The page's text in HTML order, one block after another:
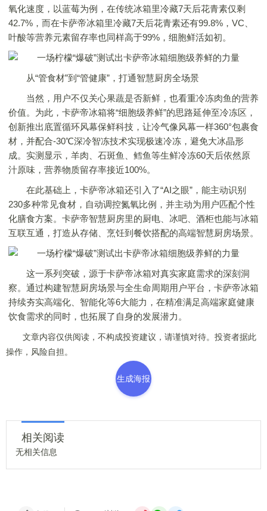
氧化速度，以蓝莓为例，在传统冰箱里冷藏7天后花青素仅剩
42.7%，而在卡萨帝冰箱里冷藏7天后花青素还有99.8%，VC、
叶酸等营养元素留存率也同样高于99%，细胞鲜活如初。
从“管食材”到“管健康”，打通智慧厨房全场景
当然，用户不仅关心果蔬是否新鲜，也看重冷冻肉鱼的营养
价值。为此，卡萨帝冰箱将“细胞级养鲜”的思路延伸至冷冻区，
创新推出底置循环风幕保鲜科技，让冷气像风幕一样360°包裹食
材，并配合-30℃深冷智冻技术实现极速冷冻，避免大冰晶形
成。实测显示，羊肉、石斑鱼、鳕鱼等生鲜冷冻60天后依然原
汁原味，营养物质留存率接近100%。
在此基础上，卡萨帝冰箱还引入了“AI之眼”，能主动识别
230多种常见食材，自动调控氮氧比例，并主动为用户匹配个性
化膳食方案。卡萨帝智慧厨房里的厨电、冰吧、酒柜也能与冰箱
互联互通，打造从存储、烹饪到餐饮搭配的高端智慧厨房场景。
这一系列突破，源于卡萨帝冰箱对真实家庭需求的深刻洞
察。通过构建智慧厨房场景与全生命周期用户平台，卡萨帝冰箱
持续夯实高端化、智能化等6大能力，在精准满足高端家庭健康
饮食需求的同时，也拓展了自身的发展潜力。
文章内容仅供阅读，不构成投资建议，请谨慎对待。投资者据此
操作，风险自担。
生成海报
相关阅读
无相关信息